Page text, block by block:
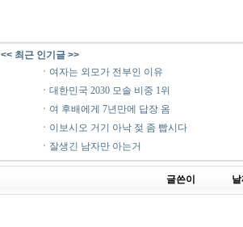
<< 최근 인기글 >>
ㆍ 여자는 외모가 전부인 이유
ㆍ 대한민국 2030 모솔 비중 1위
ㆍ 여 후배에게 7년만에 답장 옴
ㆍ 이보시오 거기 아낙 젖 좀 빱시다
ㆍ 잘생긴 남자만 아는거
글쓴이